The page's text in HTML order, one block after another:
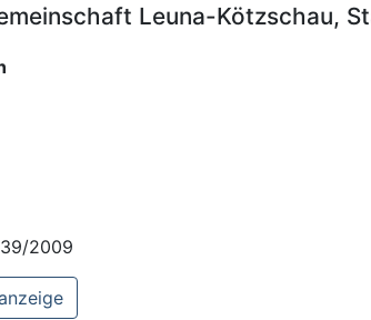
Leuna-Kötzschau,
2009